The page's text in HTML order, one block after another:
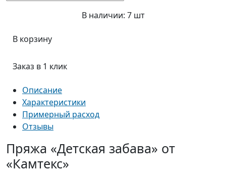
В наличии: 7 шт
В корзину
Заказ в 1 клик
Описание
Характеристики
Примерный расход
Отзывы
Пряжа «Детская забава» от
«Камтекс»